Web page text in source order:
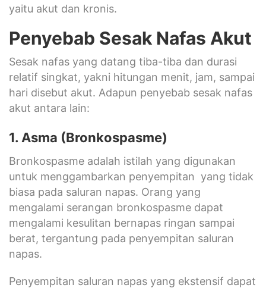
yaitu akut dan kronis.
Penyebab Sesak Nafas Akut
Sesak nafas yang datang tiba-tiba dan durasi
relatif singkat, yakni hitungan menit, jam, sampai
hari disebut akut. Adapun penyebab sesak nafas
akut antara lain:
1. Asma (Bronkospasme)
Bronkospasme adalah istilah yang digunakan
untuk menggambarkan penyempitan yang tidak
biasa pada saluran napas. Orang yang
mengalami serangan bronkospasme dapat
mengalami kesulitan bernapas ringan sampai
berat, tergantung pada penyempitan saluran
napas.
Penyempitan saluran napas yang ekstensif dapat